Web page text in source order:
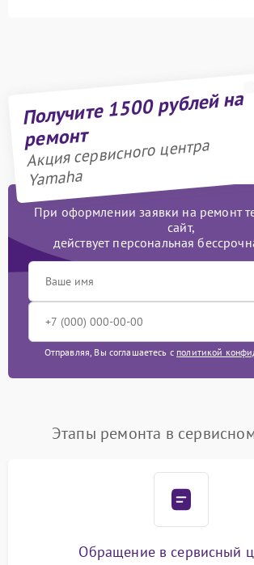
Получите 1500 рублей на
ремонт
Акция сервисного центра
Yamaha
При оформлении заявки на ремонт
сайт,
действует персональная
Отправляя, Вы соглашаетесь с политикой
Этапы ремонта в
Обращение в сервисный